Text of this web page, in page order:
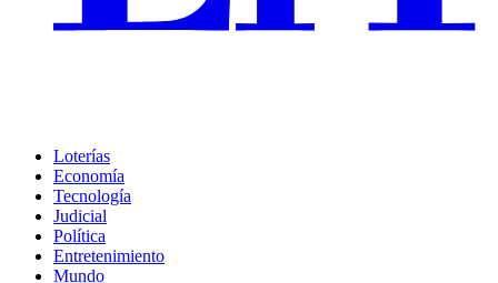
Loterías
Economía
Tecnología
Judicial
Política
Entretenimiento
Mundo